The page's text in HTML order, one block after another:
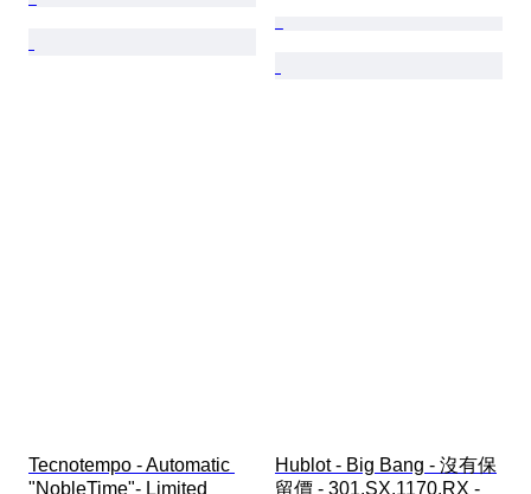
Tecnotempo - Automatic
"NobleTime"- Limited
Hublot - Big Bang - 沒有保
留價 - 301.SX.1170.RX -